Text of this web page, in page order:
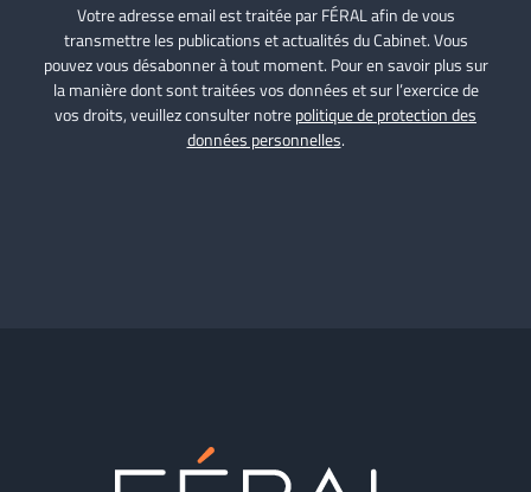
Votre adresse email est traitée par FÉRAL afin de vous
transmettre les publications et actualités du Cabinet. Vous
pouvez vous désabonner à tout moment. Pour en savoir plus sur
la manière dont sont traitées vos données et sur l’exercice de
vos droits, veuillez consulter notrepolitique de protection des
données personnelles.